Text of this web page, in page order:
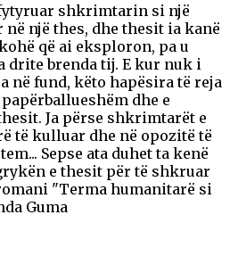
shkrimtarin si një
një thes, dhe thesit ia kanë
që ai eksploron, pa u
drite brenda tij. E kur nuk i
në fund, këto hapësira të reja
dhe e
Ja përse shkrimtarët e
të kulluar dhe në opozitë të
Sepse ata duhet ta kenë
e thesit për të shkruar
"Terma humanitarë si
Guma